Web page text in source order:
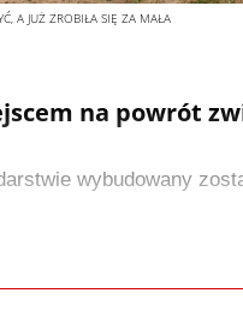
A JUŻ ZROBIŁA SIĘ ZA MAŁA
na powrót
wybudowany